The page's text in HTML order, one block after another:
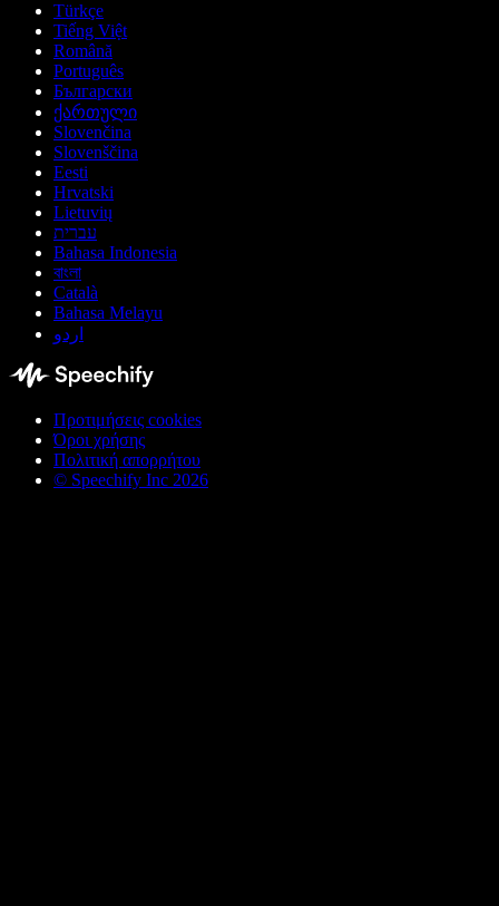
Türkçe
Tiếng Việt
Română
Português
Български
ქართული
Slovenčina
Slovenščina
Eesti
Hrvatski
Lietuvių
עברית
Bahasa Indonesia
বাংলা
Català
Bahasa Melayu
اردو
Προτιμήσεις cookies
Όροι χρήσης
Πολιτική απορρήτου
© Speechify Inc 2026